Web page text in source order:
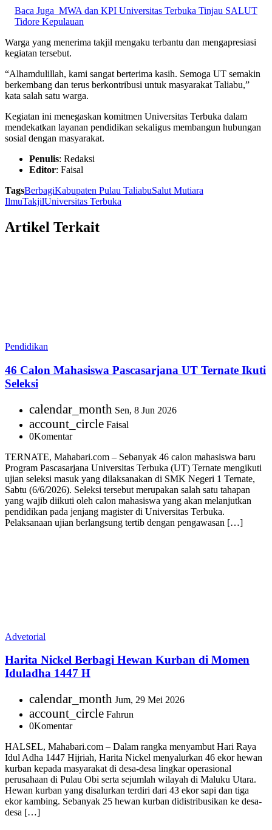
Baca Juga MWA dan KPI Universitas Terbuka Tinjau SALUT
Tidore Kepulauan
Warga yang menerima takjil mengaku terbantu dan mengapresiasi
kegiatan tersebut.
“Alhamdulillah, kami sangat berterima kasih. Semoga UT semakin
berkembang dan terus berkontribusi untuk masyarakat Taliabu,”
kata salah satu warga.
Kegiatan ini menegaskan komitmen Universitas Terbuka dalam
mendekatkan layanan pendidikan sekaligus membangun hubungan
sosial dengan masyarakat.
Penulis: Redaksi
Editor: Faisal
TagsBerbagiKabupaten Pulau TaliabuSalut Mutiara
IlmuTakjilUniversitas Terbuka
Artikel Terkait
Pendidikan
46 Calon Mahasiswa Pascasarjana UT Ternate Ikuti
Seleksi
calendar_month Sen, 8 Jun 2026
account_circle Faisal
0Komentar
TERNATE, Mahabari.com – Sebanyak 46 calon mahasiswa baru
Program Pascasarjana Universitas Terbuka (UT) Ternate mengikuti
ujian seleksi masuk yang dilaksanakan di SMK Negeri 1 Ternate,
Sabtu (6/6/2026). Seleksi tersebut merupakan salah satu tahapan
yang wajib diikuti oleh calon mahasiswa yang akan melanjutkan
pendidikan pada jenjang magister di Universitas Terbuka.
Pelaksanaan ujian berlangsung tertib dengan pengawasan […]
Advetorial
Harita Nickel Berbagi Hewan Kurban di Momen
Iduladha 1447 H
calendar_month Jum, 29 Mei 2026
account_circle Fahrun
0Komentar
HALSEL, Mahabari.com – Dalam rangka menyambut Hari Raya
Idul Adha 1447 Hijriah, Harita Nickel menyalurkan 46 ekor hewan
kurban kepada masyarakat di desa-desa lingkar operasional
perusahaan di Pulau Obi serta sejumlah wilayah di Maluku Utara.
Hewan kurban yang disalurkan terdiri dari 43 ekor sapi dan tiga
ekor kambing. Sebanyak 25 hewan kurban didistribusikan ke desa-
desa […]